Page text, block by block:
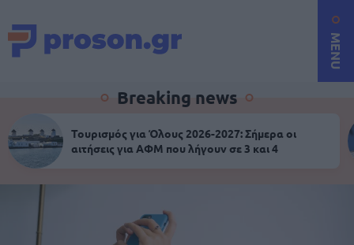
MENU
Breaking news
Τουρισμός για Όλους 2026-2027: Σήμερα οι
αιτήσεις για ΑΦΜ που λήγουν σε 3 και 4